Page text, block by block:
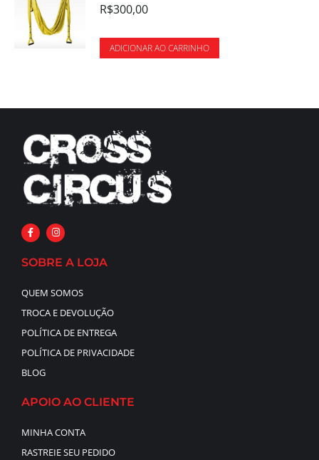
R$300,00
ADICIONAR AO CARRINHO
SOBRE A LOJA
QUEM SOMOS
TROCA E DEVOLUÇÃO
POLÍTICA DE ENTREGA
POLÍTICA DE PRIVACIDADE
BLOG
APOIO AO CLIENTE
MINHA CONTA
RASTREIE SEU PEDIDO